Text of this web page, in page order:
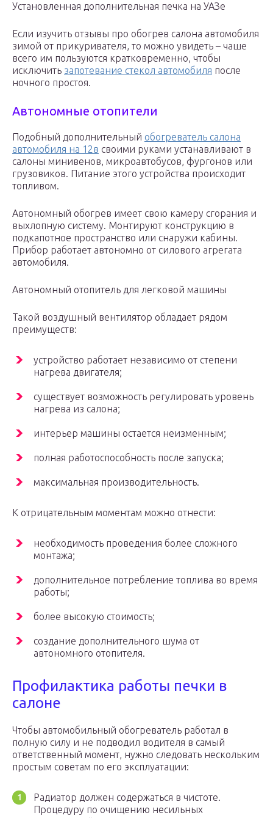
Установленная дополнительная печка на УАЗе
Если изучить отзывы про обогрев салона автомобиля
зимой от прикуривателя, то можно увидеть – чаше
всего им пользуются кратковременно, чтобы
исключить запотевание стекол автомобиля после
ночного простоя.
Автономные отопители
Подобный дополнительный обогреватель салона
автомобиля на 12в своими руками устанавливают в
салоны минивенов, микроавтобусов, фургонов или
грузовиков. Питание этого устройства происходит
топливом.
Автономный обогрев имеет свою камеру сгорания и
выхлопную систему. Монтируют конструкцию в
подкапотное пространство или снаружи кабины.
Прибор работает автономно от силового агрегата
автомобиля.
Автономный отопитель для легковой машины
Такой воздушный вентилятор обладает рядом
преимуществ:
устройство работает независимо от степени
нагрева двигателя;
существует возможность регулировать уровень
нагрева из салона;
интерьер машины остается неизменным;
полная работоспособность после запуска;
максимальная производительность.
К отрицательным моментам можно отнести:
необходимость проведения более сложного
монтажа;
дополнительное потребление топлива во время
работы;
более высокую стоимость;
создание дополнительного шума от
автономного отопителя.
Профилактика работы печки в
салоне
Чтобы автомобильный обогреватель работал в
полную силу и не подводил водителя в самый
ответственный момент, нужно следовать нескольким
простым советам по его эксплуатации:
Радиатор должен содержаться в чистоте.
Процедуру по очищению несильных